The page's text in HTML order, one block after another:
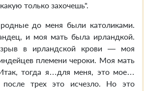
только захочешь".
до меня были католиками.
и моя мать была ирландкой.
в ирландской крови — моя
племени чероки. Моя мать
тогда я…для меня, это мое…
после трех это исчезло. Но это